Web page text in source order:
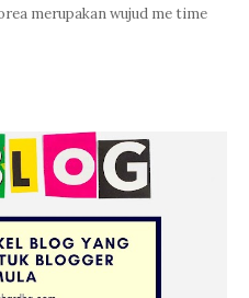
merupakan wujud me time